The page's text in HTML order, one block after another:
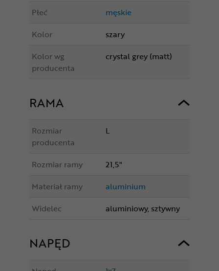
Płeć
męskie
Kolor
szary
Kolor wg
producenta
crystal grey (matt)
RAMA
Rozmiar
producenta
L
Rozmiar ramy
21,5"
Materiał ramy
aluminium
Widelec
aluminiowy, sztywny
NAPĘD